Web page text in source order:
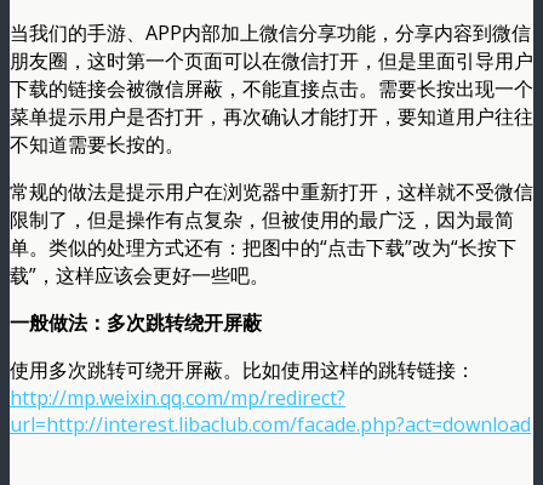
当我们的手游、APP内部加上微信分享功能，分享内容到微信
朋友圈，这时第一个页面可以在微信打开，但是里面引导用户
下载的链接会被微信屏蔽，不能直接点击。需要长按出现一个
菜单提示用户是否打开，再次确认才能打开，要知道用户往往
不知道需要长按的。
常规的做法是提示用户在浏览器中重新打开，这样就不受微信
限制了，但是操作有点复杂，但被使用的最广泛，因为最简
单。类似的处理方式还有：把图中的“点击下载”改为“长按下
载”，这样应该会更好一些吧。
一般做法：多次跳转绕开屏蔽
使用多次跳转可绕开屏蔽。比如使用这样的跳转链接：
http://mp.weixin.qq.com/mp/redirect?
url=http://interest.libaclub.com/facade.php?act=download